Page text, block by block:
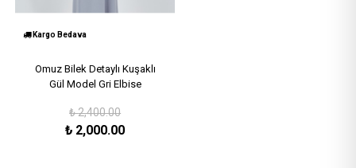
Kargo Bedava
Omuz Bilek Detaylı Kuşaklı
Gül Model Gri Elbise
₺2,400.00
₺ 2,000.00